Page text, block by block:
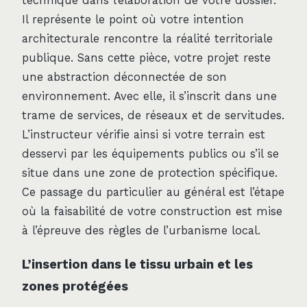
Il représente le point où votre intention
architecturale rencontre la réalité territoriale
publique. Sans cette pièce, votre projet reste
une abstraction déconnectée de son
environnement. Avec elle, il s’inscrit dans une
trame de services, de réseaux et de servitudes.
L’instructeur vérifie ainsi si votre terrain est
desservi par les équipements publics ou s’il se
situe dans une zone de protection spécifique.
Ce passage du particulier au général est l’étape
où la faisabilité de votre construction est mise
à l’épreuve des règles de l’urbanisme local.
L’insertion dans le tissu urbain et les
zones protégées